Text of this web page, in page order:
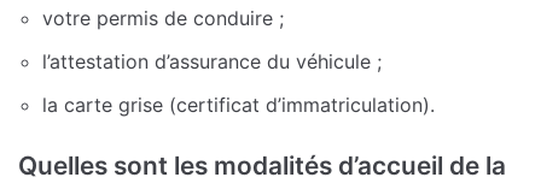
votre permis de conduire ;
l’attestation d’assurance du véhicule ;
la carte grise (certificat d’immatriculation).
Quelles sont les modalités d’accueil de la